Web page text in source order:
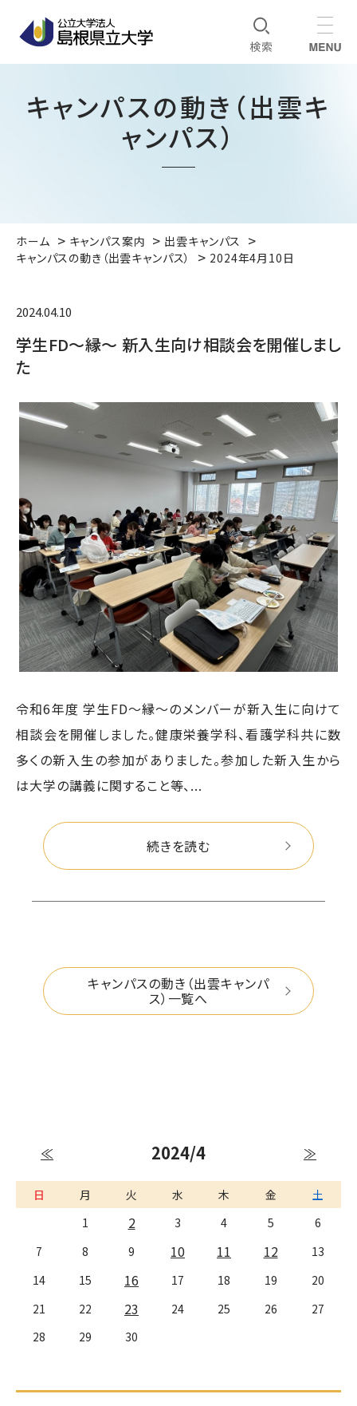
キャンパスの動き（出雲キ
ャンパス）
ホーム キャンパス案内
出雲キャンパス
キャンパスの動き（出雲キャンパス）
2024年4月10日
2024.04.10
学生FD～縁～ 新入生向け相談会を開催しまし
た
令和6年度 学生FD～縁～のメンバーが新入生に向けて
相談会を開催しました。健康栄養学科、看護学科共に数
多くの新入生の参加がありました。参加した新入生から
は大学の講義に関すること等、...
続きを読む
キャンパスの動き（出雲キャンパ
ス）一覧へ
≪ 2024/4 ≫
日 月 火 水 木 金
土
1
2 3 4 5
6
7
8 9 10 11 12
13
14
15 16 17 18 19
20
21
22 23 24 25 26
27
28
29 30